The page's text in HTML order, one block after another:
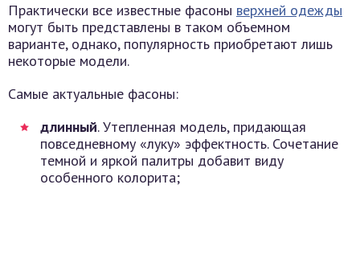
Практически все известные фасоны верхней одежды
могут быть представлены в таком объемном
варианте, однако, популярность приобретают лишь
некоторые модели.
Самые актуальные фасоны:
длинный. Утепленная модель, придающая
повседневному «луку» эффектность. Сочетание
темной и яркой палитры добавит виду
особенного колорита;